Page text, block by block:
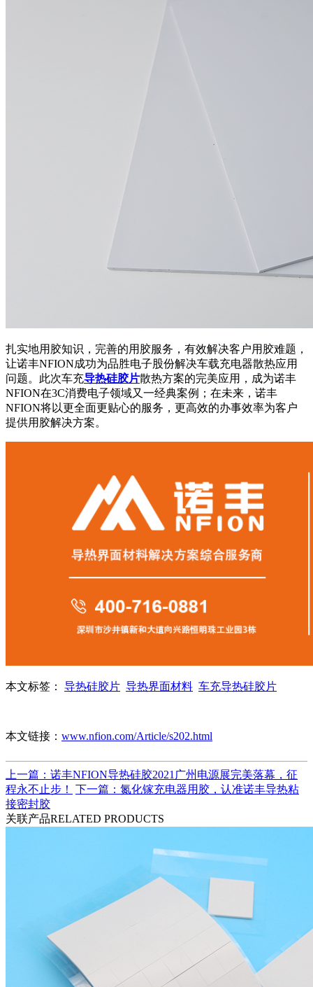
扎实地用胶知识，完善的用胶服务，有效解决客户用胶难题，
让诺丰NFION成功为品胜电子股份解决车载充电器散热应用
问题。此次车充导热硅胶片散热方案的完美应用，成为诺丰
NFION在3C消费电子领域又一经典案例；在未来，诺丰
NFION将以更全面更贴心的服务，更高效的办事效率为客户
提供用胶解决方案。
本文标签： 导热硅胶片 导热界面材料 车充导热硅胶片
本文链接： www.nfion.com/Article/s202.html
上一篇：诺丰NFION导热硅胶2021广州电源展完美落幕，征
程永不止步！
下一篇：氮化镓充电器用胶，认准诺丰导热粘
接密封胶
关联产品RELATED PRODUCTS